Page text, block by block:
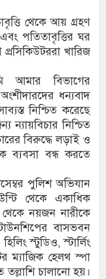
থেকে আয় গ্রহণ
পতিতাবৃত্তির ঘর
খারিজ
আমার বিভাগের
ধন্যবাদ
নিশ্চিত করেছে
ন্যায়বিচার নিশ্চিত
বিরুদ্ধে লড়াই ও
ব্যবসা বন্ধ করতে
পুলিশ অভিযান
থেকে একাধিক
থেকে নয়জন নারীকে
বাসভবন
স্টুডিও, স্টার্লিং
ম্যাজিক হেলথ স্পা
চালানো হয়।